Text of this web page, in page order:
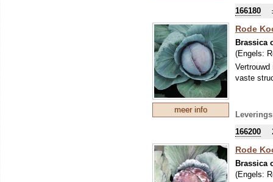
166180
meer info
Rode
Brassica
(Engels:
vaste
166200
Rode
Brassica
(Engels: